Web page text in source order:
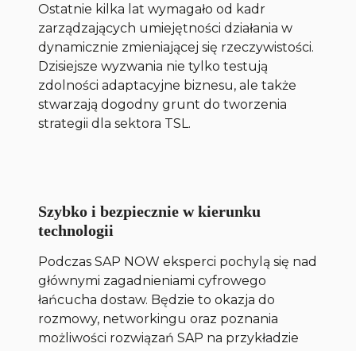
Ostatnie kilka lat wymagało od kadr
zarządzających umiejętności działania w
dynamicznie zmieniającej się rzeczywistości.
Dzisiejsze wyzwania nie tylko testują
zdolności adaptacyjne biznesu, ale także
stwarzają dogodny grunt do tworzenia
strategii dla sektora TSL.
Szybko i bezpiecznie w kierunku
technologii
Podczas SAP NOW eksperci pochylą się nad
głównymi zagadnieniami cyfrowego
łańcucha dostaw. Będzie to okazja do
rozmowy, networkingu oraz poznania
możliwości rozwiązań SAP na przykładzie